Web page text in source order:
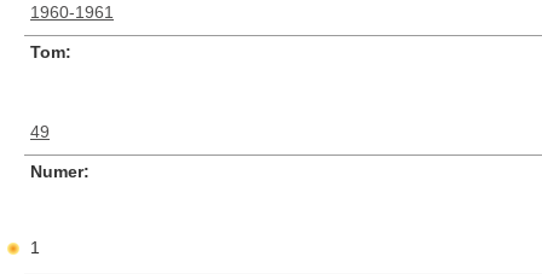
1960-1961
Tom
49
Numer
1